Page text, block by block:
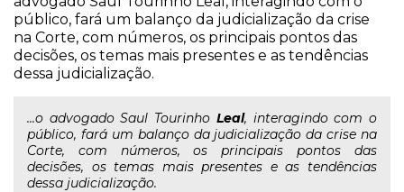
público, fará um balanço da judicialização da crise
na Corte, com números, os principais pontos das
decisões, os temas mais presentes e as tendências
dessa judicialização.
...o advogado Saul Tourinho Leal, interagindo com o
público, fará um balanço da judicialização da crise na
Corte, com números, os principais pontos das
decisões, os temas mais presentes e as tendências
dessa judicialização.